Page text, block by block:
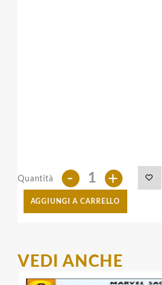
Quantità - +
AGGIUNGI A CARRELLO
VEDI ANCHE